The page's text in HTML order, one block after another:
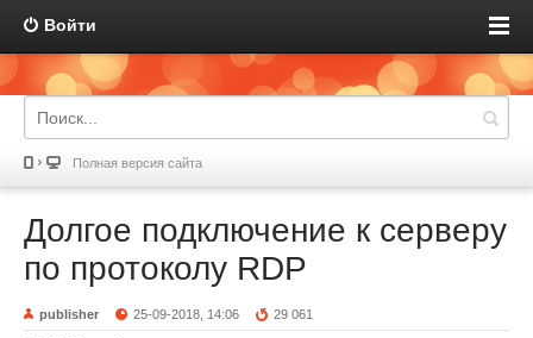
Войти
Полная версия сайта
Долгое подключение к серверу
по протоколу RDP
publisher 25-09-2018, 14:06 29 061